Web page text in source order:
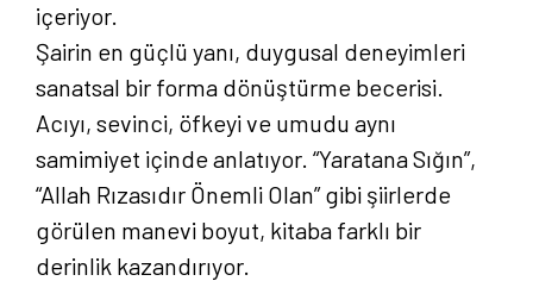
içeriyor.
Şairin en güçlü yanı, duygusal deneyimleri
sanatsal bir forma dönüştürme becerisi.
Acıyı, sevinci, öfkeyi ve umudu aynı
samimiyet içinde anlatıyor. “Yaratana Sığın”,
“Allah Rızasıdır Önemli Olan” gibi şiirlerde
görülen manevi boyut, kitaba farklı bir
derinlik kazandırıyor.